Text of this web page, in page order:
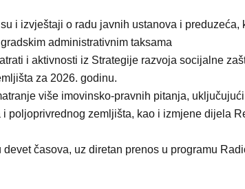
i izvještaji o radu javnih ustanova i preduzeća,
administrativnim taksama
i aktivnosti iz Strategije razvoja socijalne
za 2026. godinu.
više imovinsko-pravnih pitanja,
i poljoprivrednog zemljišta, kao i izmjene dijela
časova, uz diretan prenos u programu